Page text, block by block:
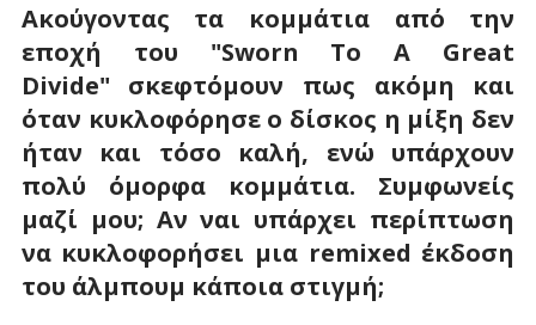
Ακούγοντας τα κομμάτια από την
εποχή του "Sworn To A Great
Divide" σκεφτόμουν πως ακόμη και
όταν κυκλοφόρησε ο δίσκος η μίξη δεν
ήταν και τόσο καλή, ενώ υπάρχουν
πολύ όμορφα κομμάτια. Συμφωνείς
μαζί μου; Αν ναι υπάρχει περίπτωση
να κυκλοφορήσει μια remixed έκδοση
του άλμπουμ κάποια στιγμή;